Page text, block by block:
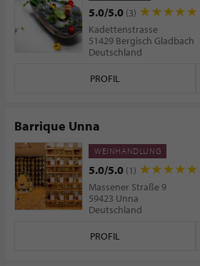
5.0/5.0 (3)
Kadettenstrasse
51429 Bergisch Gladbach
Deutschland
PROFIL
Barrique Unna
WEINHANDLUNG
5.0/5.0 (1)
Massener Straße 9
59423 Unna
Deutschland
PROFIL